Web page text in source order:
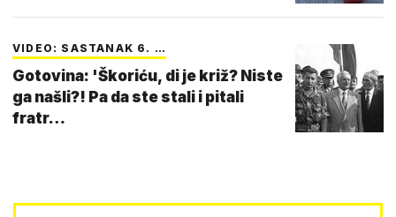
VIDEO: SASTANAK 6. …
Gotovina: 'Škoriću, di je križ? Niste
ga našli?! Pa da ste stali i pitali
fratr…